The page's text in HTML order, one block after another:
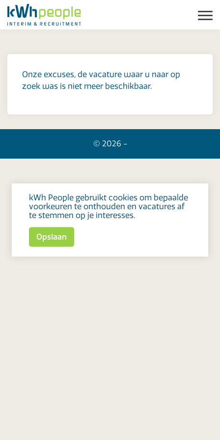
Onze excuses, de vacature waar u naar op
zoek was is niet meer beschikbaar.
© 2026 -
kWh People gebruikt cookies om bepaalde
voorkeuren te onthouden en vacatures af
te stemmen op je interesses.